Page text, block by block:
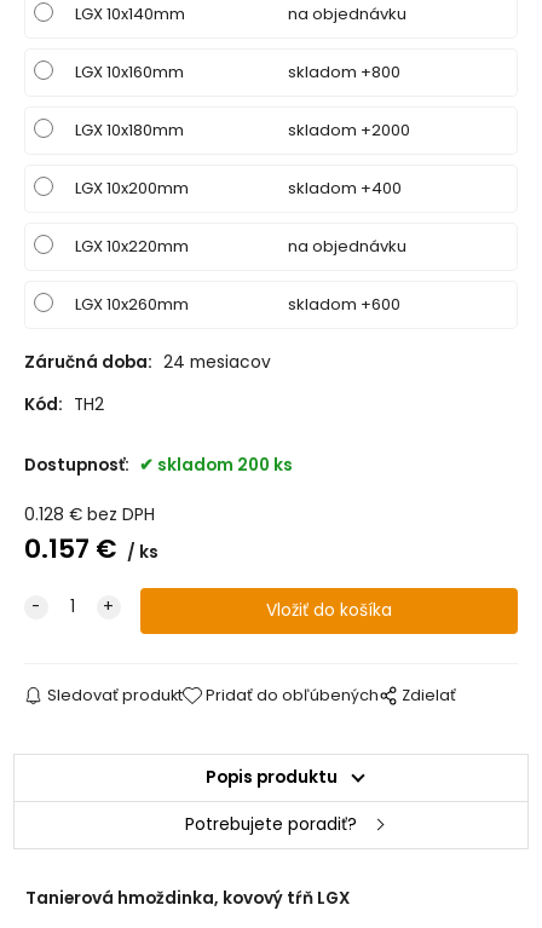
LGX 10x140mm na objednávku
LGX 10x160mm skladom +800
LGX 10x180mm skladom +2000
LGX 10x200mm skladom +400
LGX 10x220mm na objednávku
LGX 10x260mm skladom +600
Záručná doba: 24 mesiacov
Kód: TH2
Dostupnosť: skladom 200 ks
0.128 € bez DPH
0.157 € ks
Sledovať produkt Pridať do obľúbených Zdielať
Popis produktu
Potrebujete poradiť?
Tanierová hmoždinka, kovový tŕň LGX